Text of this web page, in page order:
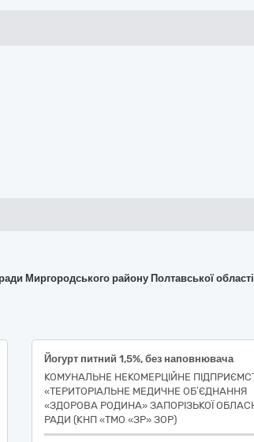
Миргородського району Полтавської області
Йогурт питний 1,5%, без наповнювача
КОМУНАЛЬНЕ НЕКОМЕРЦІЙНЕ
«ТЕРИТОРІАЛЬНЕ МЕДИЧНЕ ОБ’ЄДНАННЯ
«ЗДОРОВА РОДИНА» ЗАПОРІЗЬКОЇ
РАДИ (КНП «ТМО «ЗР» ЗОР)